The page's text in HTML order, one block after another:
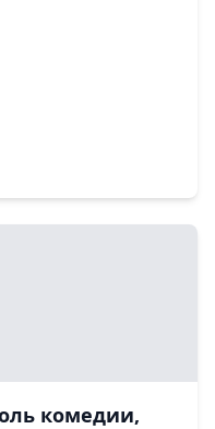
комедии,